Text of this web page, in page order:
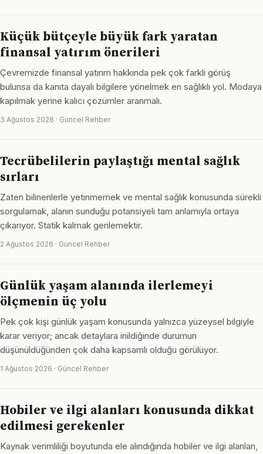
Küçük bütçeyle büyük fark yaratan
finansal yatırım önerileri
Çevremizde finansal yatırım hakkında pek çok farklı görüş
bulunsa da kanıta dayalı bilgilere yönelmek en sağlıklı yol. Modaya
kapılmak yerine kalıcı çözümler aranmalı.
3 Ağustos 2026 · Güncel Rehber
Tecrübelilerin paylaştığı mental sağlık
sırları
Zaten bilinenlerle yetinmemek ve mental sağlık konusunda sürekli
sorgulamak, alanın sunduğu potansiyeli tam anlamıyla ortaya
çıkarıyor. Statik kalmak gerilemektir.
2 Ağustos 2026 · Güncel Rehber
Günlük yaşam alanında ilerlemeyi
ölçmenin üç yolu
Pek çok kişi günlük yaşam konusunda yalnızca yüzeysel bilgiyle
karar veriyor; ancak detaylara inildiğinde durumun
düşünüldüğünden çok daha kapsamlı olduğu görülüyor.
1 Ağustos 2026 · Güncel Rehber
Hobiler ve ilgi alanları konusunda dikkat
edilmesi gerekenler
Kaynak verimliliği boyutunda ele alındığında hobiler ve ilgi alanları,